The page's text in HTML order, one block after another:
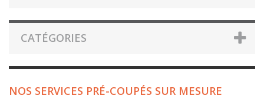
CATÉGORIES
NOS SERVICES PRÉ-COUPÉS SUR MESURE